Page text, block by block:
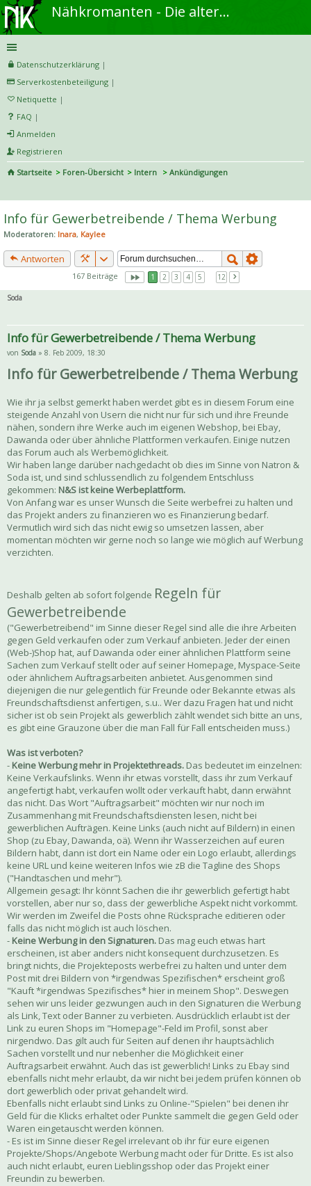
Nähkromanten - Die alternative Näh- und DIY-Community
Datenschutzerklärung |
Serverkostenbeteiligung |
Netiquette |
FAQ |
Anmelden
Registrieren
Startseite
Foren-Übersicht Intern
Ankündigungen
he
Info für Gewerbetreibende / Thema Werbung
Moderatoren: Inara, Kaylee
Antworten
167 Beiträge 1 2 3 4 5 12
Soda
Info für Gewerbetreibende / Thema Werbung
von Soda » 8. Feb 2009, 18:30
Info für Gewerbetreibende / Thema Werbung
Wie ihr ja selbst gemerkt haben werdet gibt es in diesem Forum eine
steigende Anzahl von Usern die nicht nur für sich und ihre Freunde
nähen, sondern ihre Werke auch im eigenen Webshop, bei Ebay,
Dawanda oder über ähnliche Plattformen verkaufen. Einige nutzen
das Forum auch als Werbemöglichkeit.
Wir haben lange darüber nachgedacht ob dies im Sinne von Natron &
Soda ist, und sind schlussendlich zu folgendem Entschluss
gekommen: N&S ist keine Werbeplattform.
Von Anfang war es unser Wunsch die Seite werbefrei zu halten und
das Projekt anders zu finanzieren wo es Finanzierung bedarf.
Vermutlich wird sich das nicht ewig so umsetzen lassen, aber
momentan möchten wir gerne noch so lange wie möglich auf Werbung
verzichten.
Deshalb gelten ab sofort folgende Regeln für
Gewerbetreibende
("Gewerbetreibend" im Sinne dieser Regel sind alle die ihre Arbeiten
gegen Geld verkaufen oder zum Verkauf anbieten. Jeder der einen
(Web-)Shop hat, auf Dawanda oder einer ähnlichen Plattform seine
Sachen zum Verkauf stellt oder auf seiner Homepage, Myspace-Seite
oder ähnlichem Auftragsarbeiten anbietet. Ausgenommen sind
diejenigen die nur gelegentlich für Freunde oder Bekannte etwas als
Freundschaftsdienst anfertigen, s.u.. Wer dazu Fragen hat und nicht
sicher ist ob sein Projekt als gewerblich zählt wendet sich bitte an uns,
es gibt eine Grauzone über die man Fall für Fall entscheiden muss.)
Was ist verboten?
- Keine Werbung mehr in Projektethreads. Das bedeutet im einzelnen:
Keine Verkaufslinks. Wenn ihr etwas vorstellt, dass ihr zum Verkauf
angefertigt habt, verkaufen wollt oder verkauft habt, dann erwähnt
das nicht. Das Wort "Auftragsarbeit" möchten wir nur noch im
Zusammenhang mit Freundschaftsdiensten lesen, nicht bei
gewerblichen Aufträgen. Keine Links (auch nicht auf Bildern) in einen
Shop (zu Ebay, Dawanda, oä). Wenn ihr Wasserzeichen auf euren
Bildern habt, dann ist dort ein Name oder ein Logo erlaubt, allerdings
keine URL und keine weiteren Infos wie zB die Tagline des Shops
("Handtaschen und mehr").
Allgemein gesagt: Ihr könnt Sachen die ihr gewerblich gefertigt habt
vorstellen, aber nur so, dass der gewerbliche Aspekt nicht vorkommt.
Wir werden im Zweifel die Posts ohne Rücksprache editieren oder
falls das nicht möglich ist auch löschen.
- Keine Werbung in den Signaturen. Das mag euch etwas hart
erscheinen, ist aber anders nicht konsequent durchzusetzen. Es
bringt nichts, die Projekteposts werbefrei zu halten und unter dem
Post mit drei Bildern von *irgendwas Spezifischen* erscheint groß
"Kauft *irgendwas Spezifisches* hier in meinem Shop". Deswegen
sehen wir uns leider gezwungen auch in den Signaturen die Werbung
als Link, Text oder Banner zu verbieten. Ausdrücklich erlaubt ist der
Link zu euren Shops im "Homepage"-Feld im Profil, sonst aber
nirgendwo. Das gilt auch für Seiten auf denen ihr hauptsächlich
Sachen vorstellt und nur nebenher die Möglichkeit einer
Auftragsarbeit erwähnt. Auch das ist gewerblich! Links zu Ebay sind
ebenfalls nicht mehr erlaubt, da wir nicht bei jedem prüfen können ob
dort gewerblich oder privat gehandelt wird.
Ebenfalls nicht erlaubt sind Links zu Online-"Spielen" bei denen ihr
Geld für die Klicks erhaltet oder Punkte sammelt die gegen Geld oder
Waren eingetauscht werden können.
- Es ist im Sinne dieser Regel irrelevant ob ihr für eure eigenen
Projekte/Shops/Angebote Werbung macht oder für Dritte. Es ist also
auch nicht erlaubt, euren Lieblingsshop oder das Projekt einer
Freundin zu bewerben.